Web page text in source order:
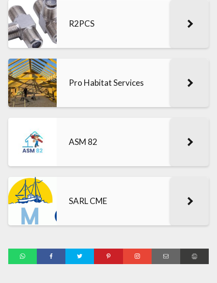
R2PCS
Pro Habitat Services
ASM 82
SARL CME